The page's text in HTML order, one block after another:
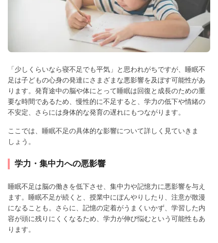
「少しくらいなら寝不足でも平気」と思われがちですが、睡眠不
足は子どもの心身の発達にさまざまな悪影響を及ぼす可能性があ
ります。発育途中の脳や体にとって睡眠は回復と成長のための重
要な時間であるため、慢性的に不足すると、学力の低下や情緒の
不安定、さらには身体的な発育の遅れにもつながります。
ここでは、睡眠不足の具体的な影響について詳しく見ていきま
しょう。
学力・集中力への悪影響
睡眠不足は脳の働きを低下させ、集中力や記憶力に悪影響を与え
ます。睡眠不足が続くと、授業中にぼんやりしたり、注意が散漫
になることも。さらに、記憶の定着がうまくいかず、学習した内
容が頭に残りにくくなるため、学力が伸び悩むという可能性もあ
ります。